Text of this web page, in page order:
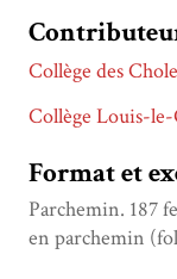
Collège des
Collège Louis-
Format et
Parchemin. 187
en parchemin